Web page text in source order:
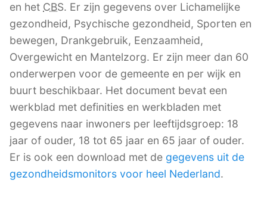
en het CBS. Er zijn gegevens over Lichamelijke
gezondheid, Psychische gezondheid, Sporten en
bewegen, Drankgebruik, Eenzaamheid,
Overgewicht en Mantelzorg. Er zijn meer dan 60
onderwerpen voor de gemeente en per wijk en
buurt beschikbaar. Het document bevat een
werkblad met definities en werkbladen met
gegevens naar inwoners per leeftijdsgroep: 18
jaar of ouder, 18 tot 65 jaar en 65 jaar of ouder.
Er is ook een download met de gegevens uit de
gezondheidsmonitors voor heel Nederland.